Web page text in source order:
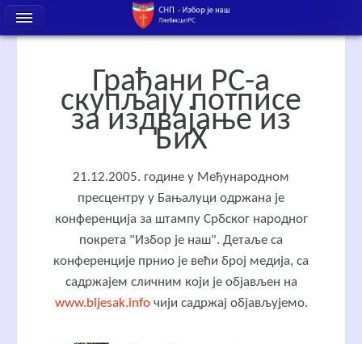
Грађани РС-а
скупљају потписе
за издвајање из
БиХ
21.12.2005. године у Међународном
пресцентру у Бањалуци одржана је
конференција за штампу Србског народног
покрета "Избор је наш". Детаље са
конференције прнио је већи број медија, са
садржајем сличним који је објављен на
www.bljesak.infoчији садржај објављујемо.